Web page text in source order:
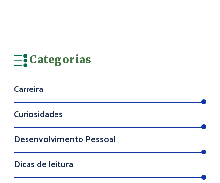
Categorias
Carreira
Curiosidades
Desenvolvimento Pessoal
Dicas de leitura